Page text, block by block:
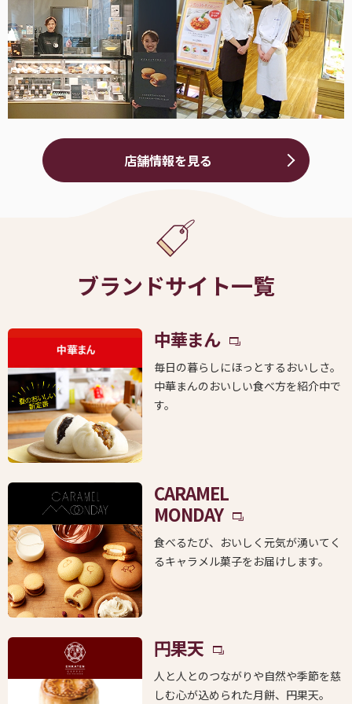
店舗情報を見る
ブランドサイト一覧
中華まん
毎日の暮らしにほっとするおいしさ。
中華まんのおいしい食べ方を紹介中で
す。
CARAMEL
MONDAY
食べるたび、おいしく元気が湧いてく
るキャラメル菓子をお届けします。
円果天
人と人とのつながりや自然や季節を慈
しむ心が込められた月餅、円果天。